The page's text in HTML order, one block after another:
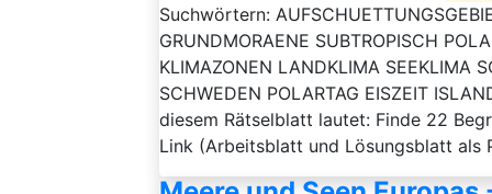
Suchwörtern:
GRUNDMORAENE SUBTROPISCH
KLIMAZONEN LANDKLIMA SEEKLIMA
SCHWEDEN POLARTAG EISZEIT
diesem Rätselblatt lautet: Finde 22
Link (Arbeitsblatt und Lösungsblatt als